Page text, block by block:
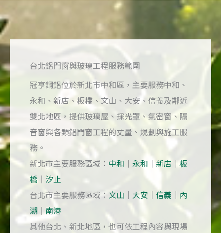
台北鋁門窗與玻璃工程服務範圍
冠亨鋼鋁位於新北市中和區，主要服務中和、
永和、新店、板橋、文山、大安、信義及鄰近
雙北地區，提供玻璃屋、採光罩、氣密窗、隔
音窗與各類鋁門窗工程的丈量、規劃與施工服
務。
新北市主要服務區域： 中和 ｜ 永和 ｜新店 ｜板
橋 ｜ 汐止
台北市主要服務區域： 文山 ｜ 大安 ｜ 信義 ｜ 內
湖 ｜ 南港
其他台北、新北地區，也可依工程內容與現場